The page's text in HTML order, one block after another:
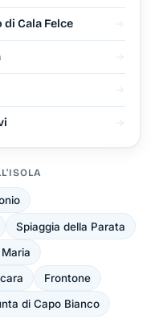
Cala Felce
Spiaggia della Parata
Frontone
di Capo Bianco